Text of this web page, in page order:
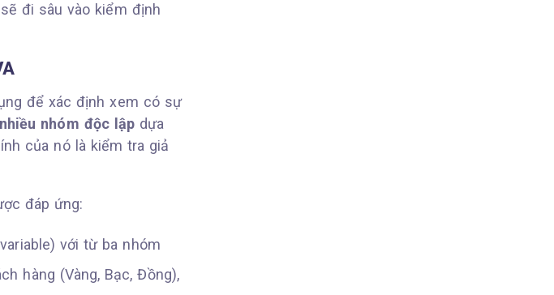
đi sâu vào kiểm định
để xác định xem có sự
nhóm độc lập dựa
của nó là kiểm tra giả
đáp ứng:
với từ ba nhóm
hàng (Vàng, Bạc, Đồng),